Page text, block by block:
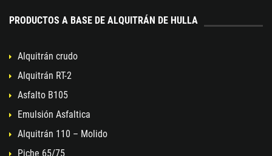
PRODUCTOS A BASE DE ALQUITRÁN DE HULLA
Alquitrán crudo
Alquitrán RT-2
Asfalto B105
Emulsión Asfaltica
Alquitrán 110 – Molido
Piche 65/75